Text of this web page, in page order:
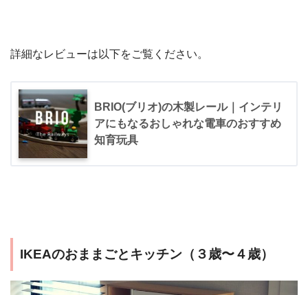
詳細なレビューは以下をご覧ください。
BRIO(ブリオ)の木製レール｜インテリ
アにもなるおしゃれな電車のおすすめ
知育玩具
IKEAのおままごとキッチン（３歳〜４歳）